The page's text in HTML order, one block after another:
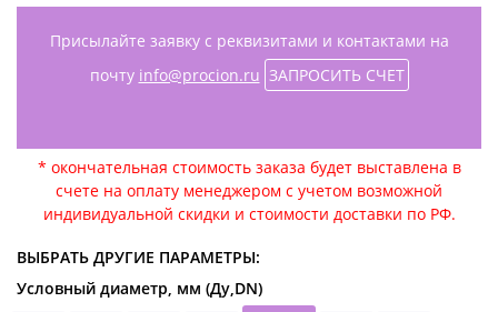
Присылайте заявку с реквизитами и контактами на
почту info@procion.ru ЗАПРОСИТЬ СЧЕТ
* окончательная стоимость заказа будет выставлена в
счете на оплату менеджером с учетом возможной
индивидуальной скидки и стоимости доставки по РФ.
ВЫБРАТЬ ДРУГИЕ ПАРАМЕТРЫ:
Условный диаметр, мм (Ду,DN)